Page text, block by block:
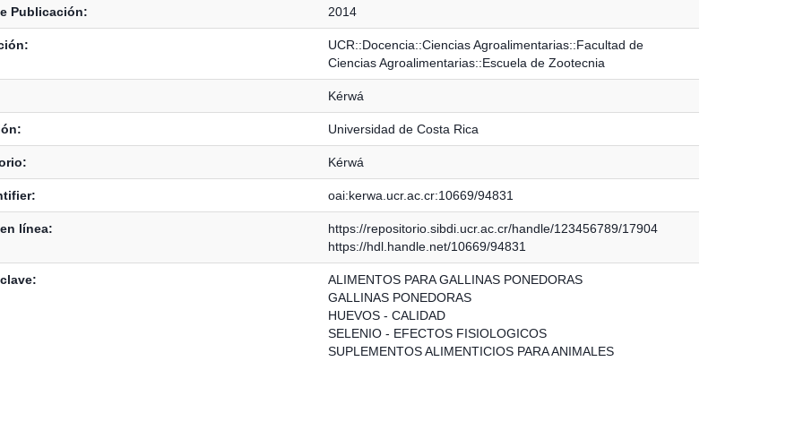
Publicación: 2014
UCR::Docencia::Ciencias Agroalimentarias::Facultad de
Ciencias Agroalimentarias::Escuela de Zootecnia
Kérwá
Universidad de Costa Rica
Kérwá
oai:kerwa.ucr.ac.cr:10669/94831
línea:
https://repositorio.sibdi.ucr.ac.cr/handle/123456789/17904
https://hdl.handle.net/10669/94831
ALIMENTOS PARA GALLINAS PONEDORAS
GALLINAS PONEDORAS
HUEVOS - CALIDAD
SELENIO - EFECTOS FISIOLOGICOS
SUPLEMENTOS ALIMENTICIOS PARA ANIMALES